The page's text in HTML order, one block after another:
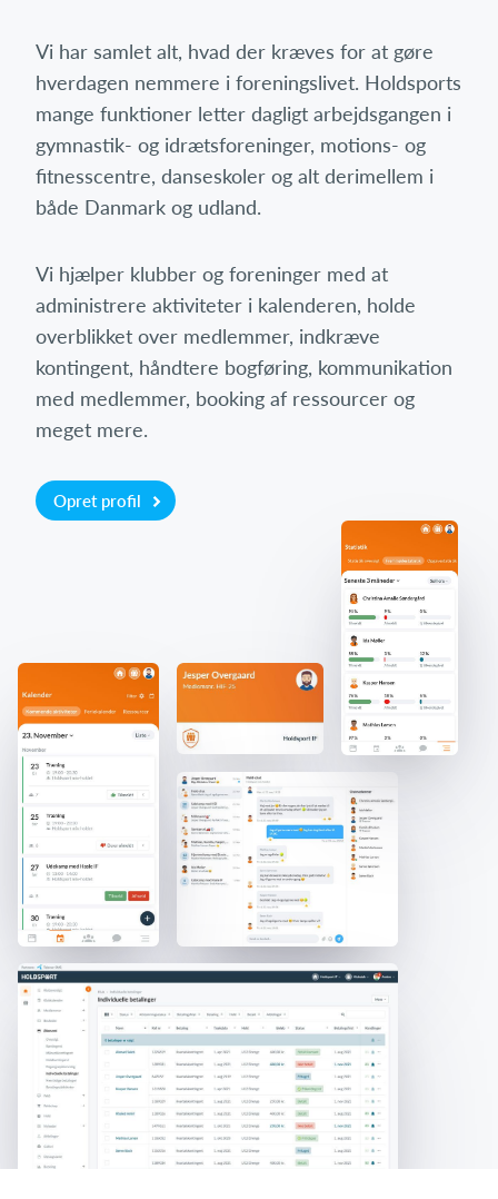
Vi har samlet alt, hvad der kræves for at gøre
hverdagen nemmere i foreningslivet. Holdsports
mange funktioner letter dagligt arbejdsgangen i
gymnastik- og idrætsforeninger, motions- og
fitnesscentre, danseskoler og alt derimellem i
både Danmark og udland.
Vi hjælper klubber og foreninger med at
administrere aktiviteter i kalenderen, holde
overblikket over medlemmer, indkræve
kontingent, håndtere bogføring, kommunikation
med medlemmer, booking af ressourcer og
meget mere.
Opret profil